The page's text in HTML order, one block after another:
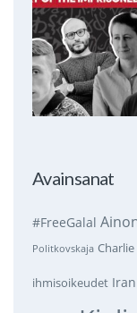
Avainsanat
#FreeGalal
Politkovskaja
ihmisoikeudet Iran